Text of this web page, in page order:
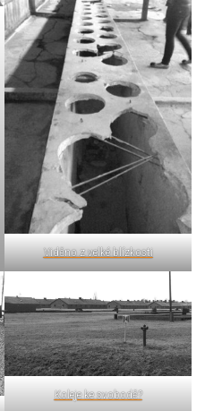
Viděno z velké blízkosti
Koleje ke svobodě?